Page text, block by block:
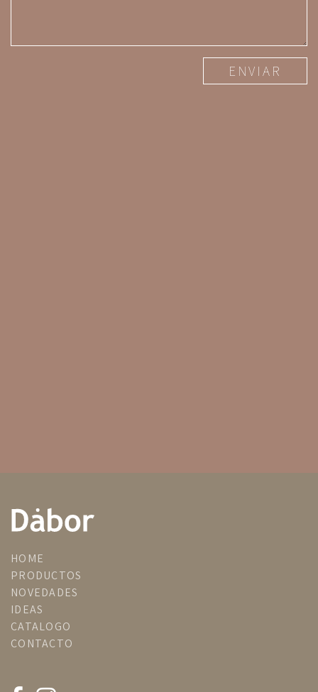
ENVIAR
HOME
PRODUCTOS
NOVEDADES
IDEAS
CATALOGO
CONTACTO